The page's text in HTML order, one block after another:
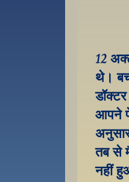
12
थे।
आपने
तब से
नहीं